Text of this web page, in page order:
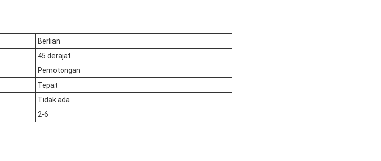
Berlian
45 derajat
Pemotongan
Tepat
Tidak ada
2-6